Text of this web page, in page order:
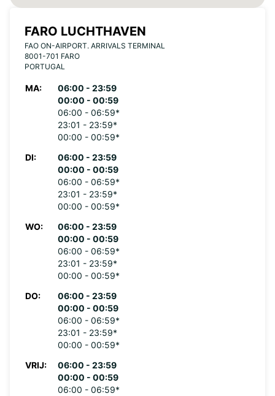
FARO LUCHTHAVEN
FAO ON-AIRPORT. ARRIVALS TERMINAL
8001-701 FARO
PORTUGAL
MA:
06:00 - 23:59
00:00 - 00:59
06:00 - 06:59*
23:01 - 23:59*
00:00 - 00:59*
DI:
06:00 - 23:59
00:00 - 00:59
06:00 - 06:59*
23:01 - 23:59*
00:00 - 00:59*
WO:
06:00 - 23:59
00:00 - 00:59
06:00 - 06:59*
23:01 - 23:59*
00:00 - 00:59*
DO:
06:00 - 23:59
00:00 - 00:59
06:00 - 06:59*
23:01 - 23:59*
00:00 - 00:59*
VRIJ:
06:00 - 23:59
00:00 - 00:59
06:00 - 06:59*